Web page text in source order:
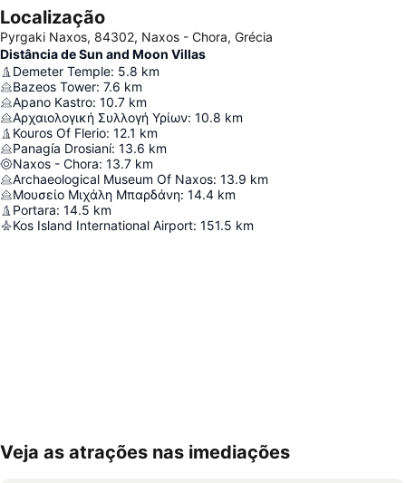
Localização
Pyrgaki Naxos, 84302, Naxos - Chora, Grécia
Distância de Sun and Moon Villas
Demeter Temple: 5.8 km
Bazeos Tower: 7.6 km
Apano Kastro: 10.7 km
Αρχαιολογική Συλλογή Υρίων: 10.8 km
Kouros Of Flerio: 12.1 km
Panagía Drosianí: 13.6 km
Naxos - Chora: 13.7 km
Archaeological Museum Of Naxos: 13.9 km
Μουσείο Μιχάλη Μπαρδάνη: 14.4 km
Portara: 14.5 km
Kos Island International Airport: 151.5 km
Ampliar mapa
Veja as atrações nas imediações